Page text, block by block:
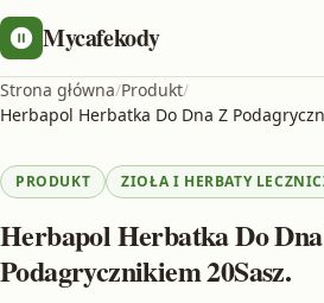
Mycafekody
Strona główna/Produkt/
Herbapol Herbatka Do Dna Z
PRODUKT ZIOŁA I HERBATY
Herbapol Herbatka Do
Podagrycznikiem 20Sasz.